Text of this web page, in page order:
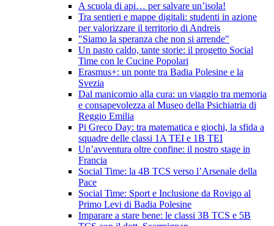
A scuola di api… per salvare un’isola!
Tra sentieri e mappe digitali: studenti in azione
per valorizzare il territorio di Andreis
"Siamo la speranza che non si arrende"
Un pasto caldo, tante storie: il progetto Social
Time con le Cucine Popolari
Erasmus+: un ponte tra Badia Polesine e la
Svezia
Dal manicomio alla cura: un viaggio tra memoria
e consapevolezza al Museo della Psichiatria di
Reggio Emilia
Pi Greco Day: tra matematica e giochi, la sfida a
squadre delle classi 1A TEI e 1B TEI
Un’avventura oltre confine: il nostro stage in
Francia
Social Time: la 4B TCS verso l’Arsenale della
Pace
Social Time: Sport e Inclusione da Rovigo al
Primo Levi di Badia Polesine
Imparare a stare bene: le classi 3B TCS e 5B